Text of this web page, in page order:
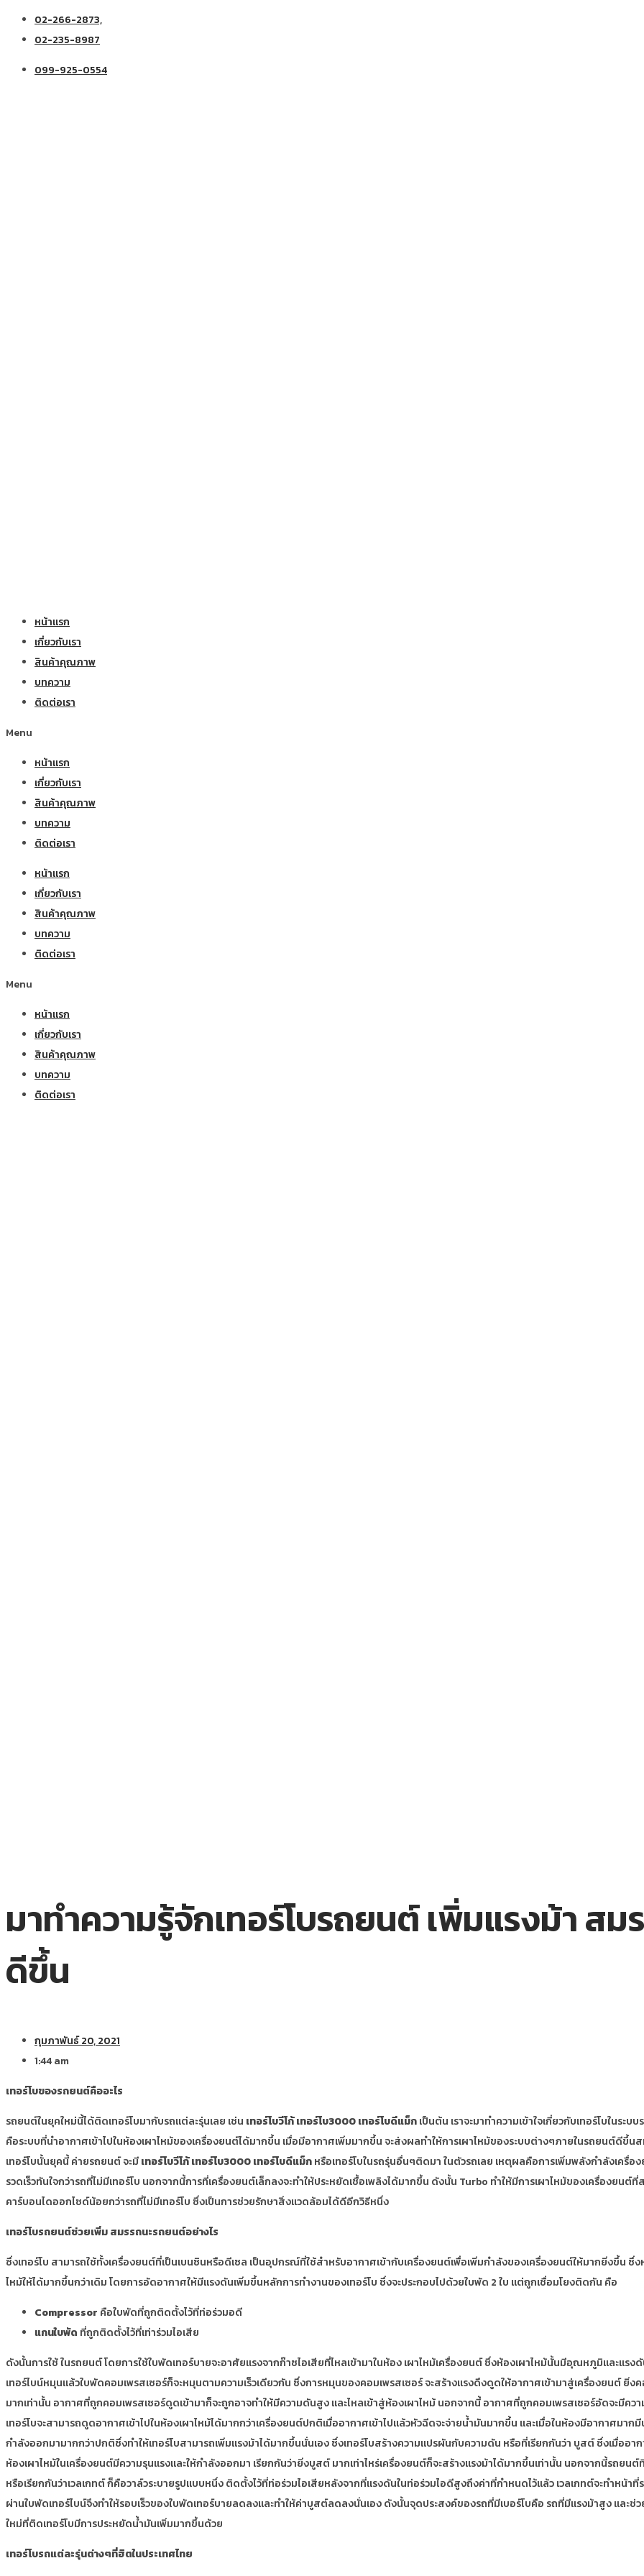
02-266-2873,
02-235-8987
099-925-0554
หน้าแรก
เกี่ยวกับเรา
สินค้าคุณภาพ
บทความ
ติดต่อเรา
Menu
หน้าแรก
เกี่ยวกับเรา
สินค้าคุณภาพ
บทความ
ติดต่อเรา
หน้าแรก
เกี่ยวกับเรา
สินค้าคุณภาพ
บทความ
ติดต่อเรา
Menu
หน้าแรก
เกี่ยวกับเรา
สินค้าคุณภาพ
บทความ
ติดต่อเรา
มาทำความรู้จักเทอร์โบรถยนต์ เพิ่มแรงม้า สม
ดีขึ้น
กุมภาพันธ์ 20, 2021
1:44 am
เทอร์โบของรถยนต์คืออะไร
รถยนต์ในยุคใหม่นี้ได้ติดเทอร์โบมากับรถแต่ละรุ่นเลย เช่น เทอร์โบวีโก้ เทอร์โบ3000 เทอร์โบดีแม็กเป็นต้น เราจะมาทำความเข้าใจเกี่ยวกับเทอร์โบในร
คือระบบที่นำอากาศเข้าไปในห้องเผาไหม้ของเครื่องยนต์ได้มากขึ้น เมื่อมีอากาศเพิ่มมากขึ้น จะส่งผลทำให้การเผาไหม้ของระบบต่างๆภายในรถยนต์ดีขึ้น
เทอร์โบนั้นยุคนี้ ค่ายรถยนต์ จะมีเทอร์โบวีโก้ เทอร์โบ3000 เทอร์โบดีแม็กหรือเทอร์โบในรถรุ่นอื่นๆติดมา ในตัวรถเลย เหตุผลคือการเพิ่มพลังกำลังเครื่อ
รวดเร็วทันใจกว่ารถที่ไม่มีเทอร์โบ นอกจากนี้การที่เครื่องยนต์เล็กลงจะทำให้ประหยัดเชื้อเพลิงได้มากขึ้น ดังนั้น Turbo ทำให้มีการเผาไหม้ของเครื่องยน
คาร์บอนไดออกไซด์น้อยกว่ารถที่ไม่มีเทอร์โบ ซึ่งเป็นการช่วยรักษาสิ่งแวดล้อมได้ดีอีกวิธีหนึ่ง
เทอร์โบรถยนต์ช่วยเพิ่ม สมรรถนะรถยนต์อย่างไร
ซึ่งเทอร์โบ สามารถใช้ทั้งเครื่องยนต์ที่เป็นเบนซินหรือดีเซล เป็นอุปกรณ์ที่ใช้สำหรับอากาศเข้ากับเครื่องยนต์เพื่อเพิ่มกำลังของเครื่องยนต์ให้มากยิ่งขึ้น ซึ่
ไหม้ให้ได้มากขึ้นกว่าเดิม โดยการอัดอากาศให้มีแรงดันเพิ่มขึ้นหลักการทำงานของเทอร์โบ ซึ่งจะประกอบไปด้วยใบพัด 2 ใบ แต่ถูกเชื่อมโยงติดกัน คือ
Compressor คือใบพัดที่ถูกติดตั้งไว้ที่ท่อร่วมอดี
แกนใบพัด ที่ถูกติดตั้งไว้ที่เท่าร่วมไอเสีย
ดังนั้นการใช้ ในรถยนต์ โดยการใช้ใบพัดเทอร์บายจะอาศัยแรงจากก๊าซไอเสียที่ไหลเข้ามาในห้อง เผาไหม้เครื่องยนต์ ซึ่งห้องเผาไหม้นั้นมีอุณหภูมิและแร
เทอร์ไบน์หมุนแล้วใบพัดคอมเพรสเซอร์ก็จะหมุนตามความเร็วเดียวกัน ซึ่งการหมุนของคอมเพรสเซอร์ จะสร้างแรงดึงดูดให้อากาศเข้ามาสู่เครื่องยนต์ ยิ่ง
มากเท่านั้น อากาศที่ถูกคอมเพรสเซอร์ดูดเข้ามาก็จะถูกอาจทำให้มีความดันสูง และไหลเข้าสู่ห้องเผาไหม้ นอกจากนี้ อากาศที่ถูกคอมเพรสเซอร์อัดจะมี
เทอร์โบจะสามารถดูดอากาศเข้าไปในห้องเผาไหม้ได้มากกว่าเครื่องยนต์ปกติเมื่ออากาศเข้าไปแล้วหัวฉีดจะจ่ายน้ำมันมากขึ้น และเมื่อในห้องมีอากาศมา
กำลังออกมามากกว่าปกติซึ่งทำให้เทอร์โบสามารถเพิ่มแรงม้าได้มากขึ้นนั่นเอง ซึ่งเทอร์โบสร้างความแปรผันกับความดัน หรือที่เรียกกันว่า บูสต์ ซึ่งเมื่ออา
ห้องเผาไหม้ในเครื่องยนต์มีความรุนแรงและให้กำลังออกมา เรียกกันว่ายิ่งบูสต์ มากเท่าไหร่เครื่องยนต์ก็จะสร้างแรงม้าได้มากขึ้นเท่านั้น นอกจากนี้รถ
หรือเรียกกันว่าเวลเกทต์ ก็คือวาล์วระบายรูปแบบหนึ่ง ติดตั้งไว้ที่ท่อร่วมไอเสียหลังจากที่แรงดันในท่อร่วมไอดีสูงถึงค่าที่กำหนดไว้แล้ว เวลเกทต์จะทำหน้า
ผ่านใบพัดเทอร์ไบน์จึงทำให้รอบเร็วของใบพัดเทอร์บายลดลงและทำให้ค่าบูสต์ลดลงนั่นเอง ดังนั้นจุดประสงค์ของรถที่มีเบอร์โบคือ รถที่มีแรงม้าสูง และ
ใหม่ที่ติดเทอร์โบมีการประหยัดน้ำมันเพิ่มมากขึ้นด้วย
เทอร์โบรถแต่ละรุ่นต่างๆที่ฮิตในประเทศไทย